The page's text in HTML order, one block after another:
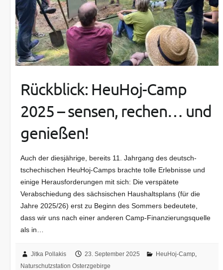
Rückblick: HeuHoj-Camp
2025 – sensen, rechen… und
genießen!
Auch der diesjährige, bereits 11. Jahrgang des deutsch-
tschechischen HeuHoj-Camps brachte tolle Erlebnisse und
einige Herausforderungen mit sich: Die verspätete
Verabschiedung des sächsischen Haushaltsplans (für die
Jahre 2025/26) erst zu Beginn des Sommers bedeutete,
dass wir uns nach einer anderen Camp-Finanzierungsquelle
als in…
Jitka Pollakis 23. September 2025 HeuHoj-Camp,
Naturschutzstation Osterzgebirge